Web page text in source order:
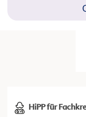
HiPP für